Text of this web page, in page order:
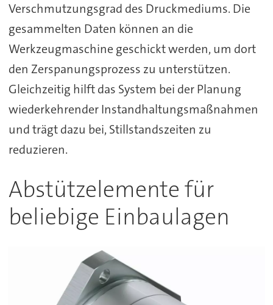
Verschmutzungsgrad des Druckmediums. Die
gesammelten Daten können an die
Werkzeugmaschine geschickt werden, um dort
den Zerspanungsprozess zu unterstützen.
Gleichzeitig hilft das System bei der Planung
wiederkehrender Instandhaltungsmaßnahmen
und trägt dazu bei, Stillstandszeiten zu
reduzieren.
Abstützelemente für
beliebige Einbaulagen